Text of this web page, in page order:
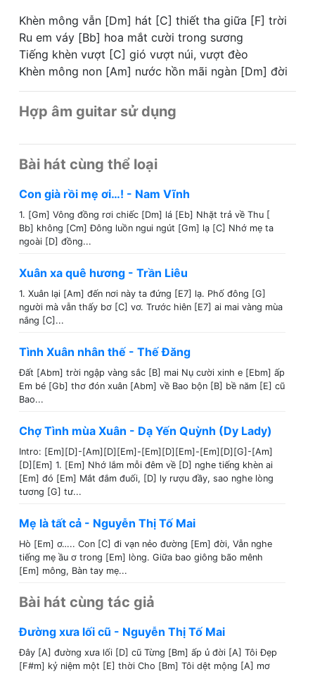
Khèn mông vẫn [Dm] hát [C] thiết tha giữa [F] trời
Ru em váy [Bb] hoa mắt cười trong sương
Tiếng khèn vượt [C] gió vượt núi, vượt đèo
Khèn mông non [Am] nước hồn mãi ngàn [Dm] đời
Hợp âm guitar sử dụng
Bài hát cùng thể loại
Con già rồi mẹ ơi…! - Nam Vĩnh
1. [Gm] Vông đồng rơi chiếc [Dm] lá [Eb] Nhặt trả về Thu [
Bb] không [Cm] Đông luồn ngui ngút [Gm] lạ [C] Nhớ mẹ ta
ngoài [D] đồng...
Xuân xa quê hương - Trần Liêu
1. Xuân lại [Am] đến nơi này ta đứng [E7] lạ. Phố đông [G]
người mà vẫn thấy bơ [C] vơ. Trước hiên [E7] ai mai vàng mùa
nắng [C]...
Tình Xuân nhân thế - Thế Đăng
Đất [Abm] trời ngập vàng sắc [B] mai Nụ cười xinh e [Ebm] ấp
Em bé [Gb] thơ đón xuân [Abm] về Bao bộn [B] bề năm [E] cũ
Bao...
Chợ Tình mùa Xuân - Dạ Yến Quỳnh (Dy Lady)
Intro: [Em][D]-[Am][D][Em]-[Em][D][Em]-[Em][D][G]-[Am]
[D][Em] 1. [Em] Nhớ lắm mỗi đêm về [D] nghe tiếng khèn ai
[Em] đó [Em] Mắt đắm đuối, [D] ly rượu đầy, sao nghe lòng
tương [G] tư...
Mẹ là tất cả - Nguyễn Thị Tố Mai
Hò [Em] ơ….. Con [C] đi vạn nẻo đường [Em] đời, Vẫn nghe
tiếng mẹ ầu ơ trong [Em] lòng. Giữa bao giông bão mênh
[Em] mông, Bàn tay mẹ...
Bài hát cùng tác giả
Đường xưa lối cũ - Nguyễn Thị Tố Mai
Đây [A] đường xưa lối [D] cũ Từng [Bm] ấp ủ đời [A] Tôi Đẹp
[F#m] kỷ niệm một [E] thời Cho [Bm] Tôi dệt mộng [A] mơ